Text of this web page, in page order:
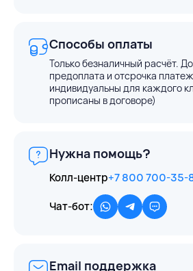
Способы оплаты
Только безналичный расчёт.
предоплата и отсрочка
индивидуальны для каждого
прописаны в договоре)
Нужна помощь?
Колл-центр+7 800 700-35-
Чат-бот:
Email поддержка